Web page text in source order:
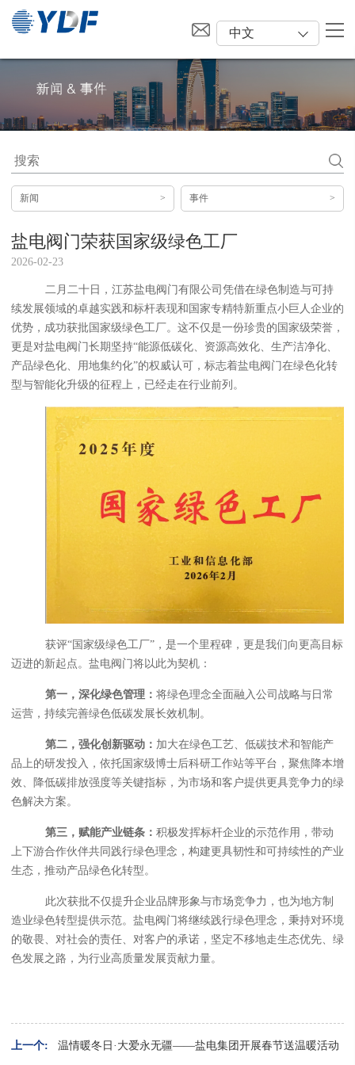
中文
新闻 > 事件 >
盐电阀门荣获国家级绿色工厂
2026-02-23
二月二十日，江苏盐电阀门有限公司凭借在绿色制造与可持
续发展领域的卓越实践和标杆表现和国家专精特新重点小巨人企业的
优势，成功获批国家级绿色工厂。这不仅是一份珍贵的国家级荣誉，
更是对盐电阀门长期坚持“能源低碳化、资源高效化、生产洁净化、
产品绿色化、用地集约化”的权威认可，标志着盐电阀门在绿色化转
型与智能化升级的征程上，已经走在行业前列。
获评“国家级绿色工厂”，是一个里程碑，更是我们向更高目标
迈进的新起点。盐电阀门将以此为契机：
第一，深化绿色管理： 将绿色理念全面融入公司战略与日常
运营，持续完善绿色低碳发展长效机制。
第二，强化创新驱动： 加大在绿色工艺、低碳技术和智能产
品上的研发投入，依托国家级博士后科研工作站等平台，聚焦降本增
效、降低碳排放强度等关键指标，为市场和客户提供更具竞争力的绿
色解决方案。
第三，赋能产业链条： 积极发挥标杆企业的示范作用，带动
上下游合作伙伴共同践行绿色理念，构建更具韧性和可持续性的产业
生态， 推动产品绿色化转型。
此次获批不仅提升企业品牌形象与市场竞争力，也为地方制
造业绿色转型提供示范。盐电阀门将继续践行绿色理念，秉持对环境
的敬畏、对社会的责任、对客户的承诺，坚定不移地走生态优先、绿
色发展之路，为行业高质量发展贡献力量。
上一个: 温情暖冬日·大爱永无疆——盐电集团开展春节送温暖活动